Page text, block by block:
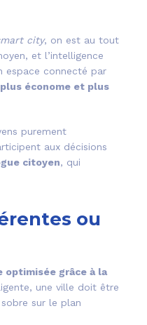
city, on est au tout
et l’intelligence
espace connecté par
économe et plus
purement
aux décisions
citoyen, qui
ou
optimisée grâce à la
une ville doit être
sur le plan